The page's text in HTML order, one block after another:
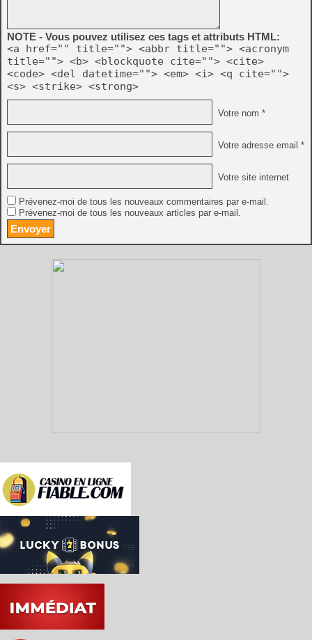
NOTE - Vous pouvez utilisez ces tags et attributs HTML:
<a href="" title=""> <abbr title=""> <acronym
title=""> <b> <blockquote cite=""> <cite>
<code> <del datetime=""> <em> <i> <q cite="">
<s> <strike> <strong>
Votre nom *
Votre adresse email *
Votre site internet
Prévenez-moi de tous les nouveaux commentaires par e-mail.
Prévenez-moi de tous les nouveaux articles par e-mail.